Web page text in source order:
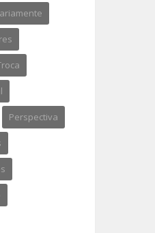
Perspectiva